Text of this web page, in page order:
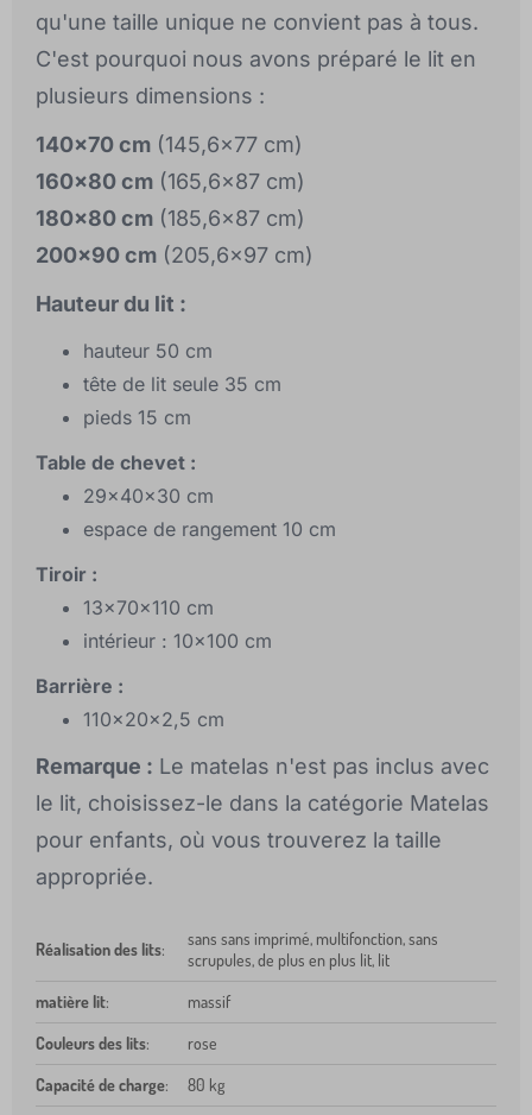
qu'une taille unique ne convient pas à tous.
C'est pourquoi nous avons préparé le lit en
plusieurs dimensions :
140x70 cm (145,6x77 cm)
160x80 cm (165,6x87 cm)
180x80 cm (185,6x87 cm)
200x90 cm (205,6x97 cm)
Hauteur du lit :
hauteur 50 cm
tête de lit seule 35 cm
pieds 15 cm
Table de chevet :
29x40x30 cm
espace de rangement 10 cm
Tiroir :
13x70x110 cm
intérieur : 10x100 cm
Barrière :
110x20x2,5 cm
Remarque : Le matelas n'est pas inclus avec
le lit, choisissez-le dans la catégorie Matelas
pour enfants, où vous trouverez la taille
appropriée.
Réalisation des lits:
sans sans imprimé, multifonction, sans
scrupules, de plus en plus lit, lit
matière lit: massif
Couleurs des lits: rose
Capacité de charge: 80 kg